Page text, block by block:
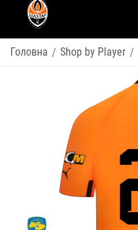
Головна / Shop by Player /